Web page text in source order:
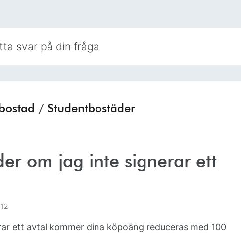
/ Studentbostäder
om jag inte signerar ett
ett avtal kommer dina köpoäng reduceras med 100